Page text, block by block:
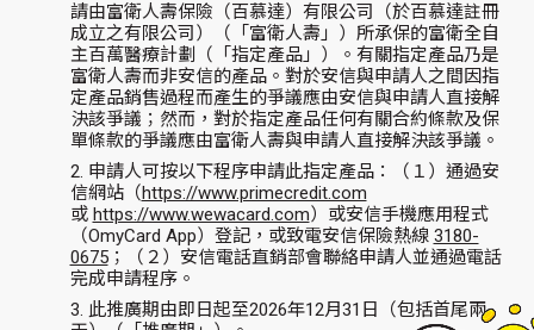
請由富衛人壽保險（百慕達）有限公司（於百慕達註冊
成立之有限公司）（「富衛人壽」）所承保的富衛全自
主百萬醫療計劃（「指定產品」）。有關指定產品乃是
富衛人壽而非安信的產品。對於安信與申請人之間因指
定產品銷售過程而產生的爭議應由安信與申請人直接解
決該爭議；然而，對於指定產品任何有關合約條款及保
單條款的爭議應由富衛人壽與申請人直接解決該爭議。
申請人可按以下程序申請此指定產品：（１）通過安
信網站（https://www.primecredit.com
或 https://www.wewacard.com）或安信手機應用程式
（OmyCard App）登記，或致電安信保險熱線 3180-
0675；（２）安信電話直銷部會聯絡申請人並通過電話
完成申請程序。
此推廣期由即日起至2026年12月31日（包括首尾兩